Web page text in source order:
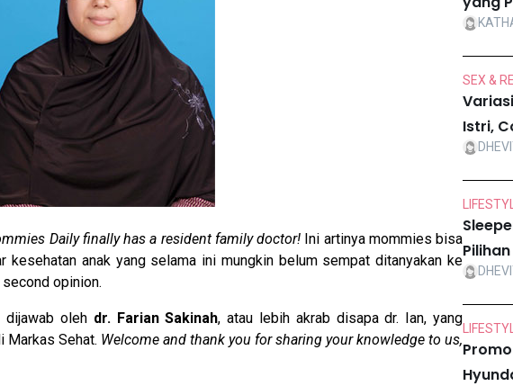
Daily finally has a resident family doctor! Ini artinya mommies bisa
kesehatan anak yang selama ini mungkin belum sempat ditanyakan ke
opinion.
dijawab oleh dr. Farian Sakinah, atau lebih akrab disapa dr. Ian, yang
Markas Sehat. Welcome and thank you for sharing your knowledge to us,
SEX &
Istri,